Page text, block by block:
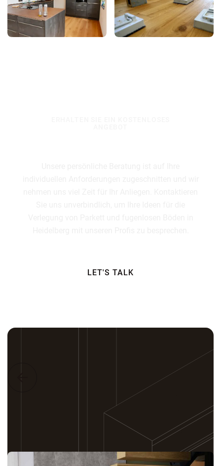
LET'S TALK
Was unsere Kunden sagen